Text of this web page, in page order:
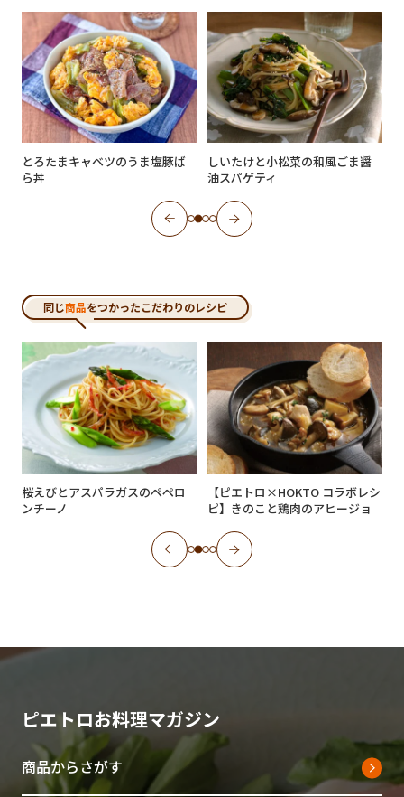
とろたまキャベツのうま塩豚ば
ら丼
しいたけと小松菜の和風ごま醤
油スパゲティ
同じ商品をつかったこだわりのレシピ
桜えびとアスパラガスのペペロ
ンチーノ
【ピエトロ×HOKTO コラボレシ
ピ】きのこと鶏肉のアヒージョ
ピエトロお料理マガジン
商品からさがす